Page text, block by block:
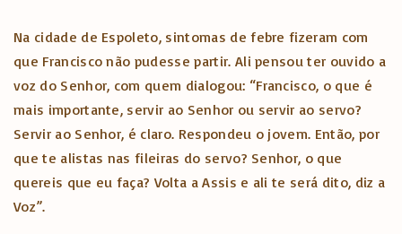
Na cidade de Espoleto, sintomas de febre fizeram com
que Francisco não pudesse partir. Ali pensou ter ouvido a
voz do Senhor, com quem dialogou: “Francisco, o que é
mais importante, servir ao Senhor ou servir ao servo?
Servir ao Senhor, é claro. Respondeu o jovem. Então, por
que te alistas nas fileiras do servo? Senhor, o que
quereis que eu faça? Volta a Assis e ali te será dito, diz a
Voz”.